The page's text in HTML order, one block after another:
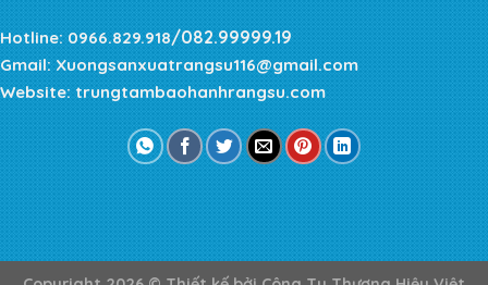
Hotline: 0966.829.918/082.99999.19
Gmail: Xuongsanxuatrangsu116@gmail.com
Website: trungtambaohanhrangsu.com